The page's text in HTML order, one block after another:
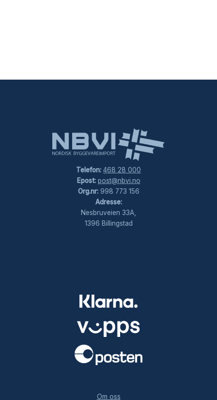
Telefon: 468 28 000
Epost: post@nbvi.no
Org.nr:998 773 156
Adresse:
Nesbruveien 33A,
1396 Billingstad
Om oss